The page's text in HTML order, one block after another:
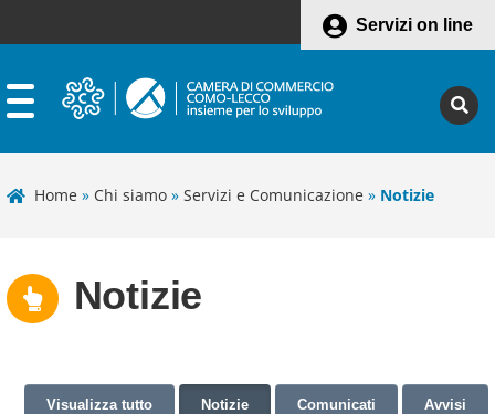
Servizi on line
Home » Chi siamo » Servizi e Comunicazione » Notizie
Notizie
Visualizza tutto Notizie Comunicati Avvisi